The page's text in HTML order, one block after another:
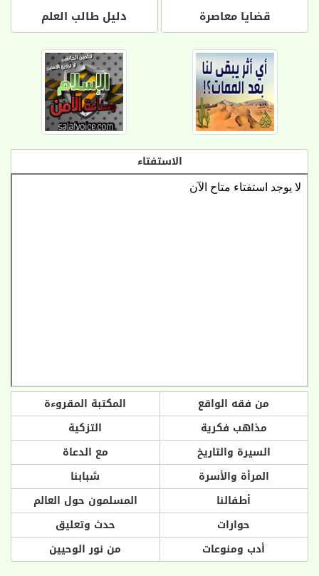
قضايا معاصرة دليل طالب العلم
الاستفتاء
من فقه الواقع
المكتبة المقروءة
مذاهب فكرية
التزكية
السيرة والتاريخ
مع الدعاة
المرأة والأسرة
شبابنا
أطفالنا
المسلمون حول العالم
حوارات
حدث وتعليق
أدب ومنوعات
من نور الوحيين